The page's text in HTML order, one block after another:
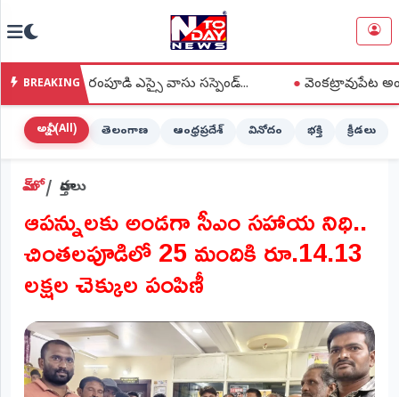
హోమ్
(Home)
STREAMING
లైవ్
టీవీ
(Live
TV)
లైవ్
రేడియో
(Live
Radio)
BREAKING
కారంపూడి ఎస్సై వాసు సస్పెండ్... ●వెంకట్రావుపేట అంగన్‌వాడీ
అన్నీ (All) తెలంగాణ ఆంధ్రప్రదేశ్ వినోదం భక్తి క్రీడలు
హోమ్ వార్తలు
ఆపన్నులకు అండగా సీఎం సహాయ నిధి..
చింతలపూడిలో 25 మందికి రూ.14.13
లక్షల చెక్కుల పంపిణీ